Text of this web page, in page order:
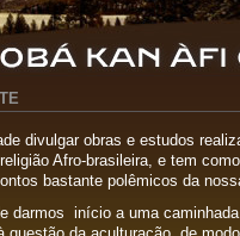
divulgar obras e estudos
Afro-brasileira, e tem
bastante polêmicos da
darmos início a uma